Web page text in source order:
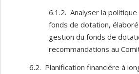
6.1.2. Analyser la
fonds de dotation,
gestion du fonds de
recommandations au
6.2. Planification financière à